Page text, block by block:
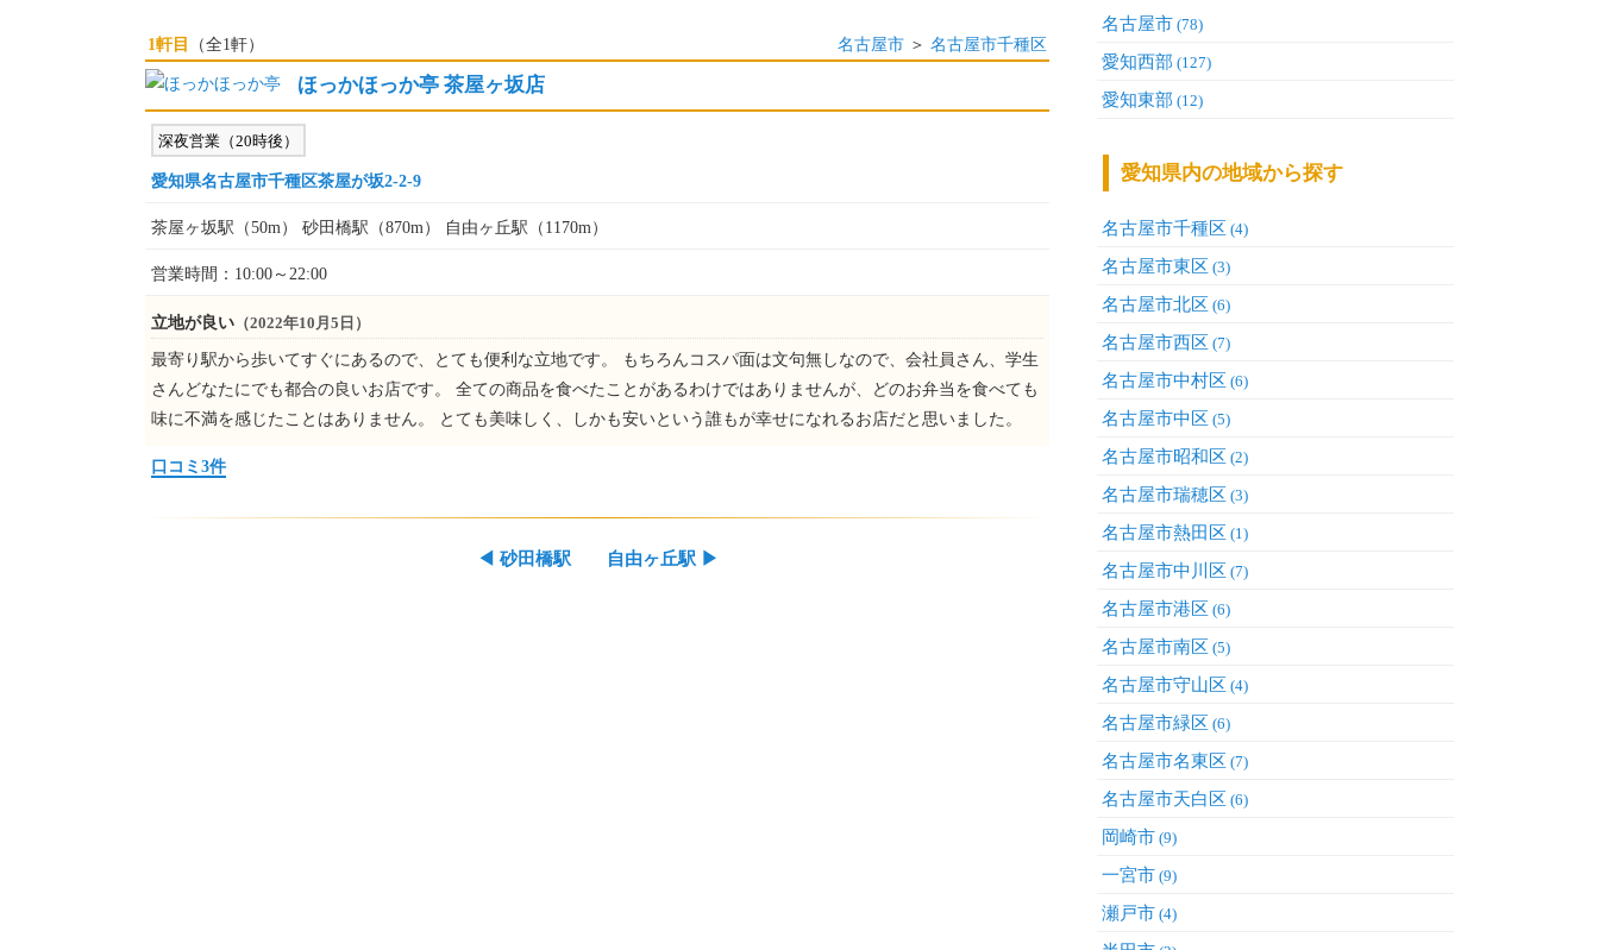
1軒目 （全1軒） 名古屋市 ＞ 名古屋市千種区
ほっかほっか亭 茶屋ヶ坂店
深夜営業（20時後）
愛知県名古屋市千種区茶屋が坂2-2-9
茶屋ヶ坂駅（50m） 砂田橋駅（870m） 自由ヶ丘駅（1170m）
営業時間：10:00～22:00
立地が良い （2022年10月5日）
最寄り駅から歩いてすぐにあるので、とても便利な立地です。 もちろんコスパ面は文句無しなので、会社員さん、学生
さんどなたにでも都合の良いお店です。 全ての商品を食べたことがあるわけではありませんが、どのお弁当を食べても
味に不満を感じたことはありません。 とても美味しく、しかも安いという誰もが幸せになれるお店だと思いました。
口コミ3件
◀ 砂田橋駅 自由ヶ丘駅 ▶
名古屋市 (78)
愛知西部 (127)
愛知東部 (12)
愛知県内の地域から探す
名古屋市千種区 (4)
名古屋市東区 (3)
名古屋市北区 (6)
名古屋市西区 (7)
名古屋市中村区 (6)
名古屋市中区 (5)
名古屋市昭和区 (2)
名古屋市瑞穂区 (3)
名古屋市熱田区 (1)
名古屋市中川区 (7)
名古屋市港区 (6)
名古屋市南区 (5)
名古屋市守山区 (4)
名古屋市緑区 (6)
名古屋市名東区 (7)
名古屋市天白区 (6)
岡崎市 (9)
一宮市 (9)
瀬戸市 (4)